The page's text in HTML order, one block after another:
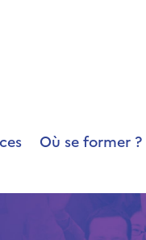
Où se former ?